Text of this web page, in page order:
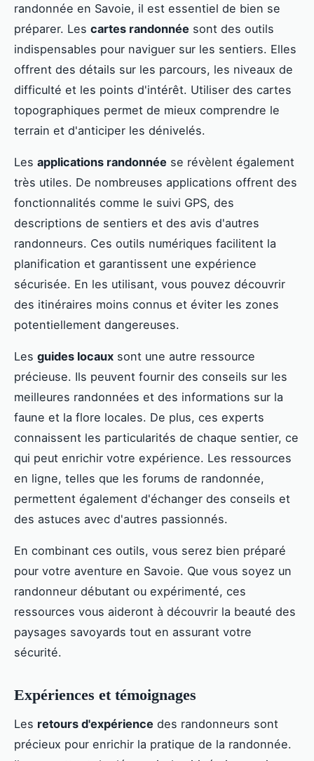
randonnée en Savoie, il est essentiel de bien se
préparer. Les cartes randonnée sont des outils
indispensables pour naviguer sur les sentiers. Elles
offrent des détails sur les parcours, les niveaux de
difficulté et les points d'intérêt. Utiliser des cartes
topographiques permet de mieux comprendre le
terrain et d'anticiper les dénivelés.
Les applications randonnée se révèlent également
très utiles. De nombreuses applications offrent des
fonctionnalités comme le suivi GPS, des
descriptions de sentiers et des avis d'autres
randonneurs. Ces outils numériques facilitent la
planification et garantissent une expérience
sécurisée. En les utilisant, vous pouvez découvrir
des itinéraires moins connus et éviter les zones
potentiellement dangereuses.
Les guides locaux sont une autre ressource
précieuse. Ils peuvent fournir des conseils sur les
meilleures randonnées et des informations sur la
faune et la flore locales. De plus, ces experts
connaissent les particularités de chaque sentier, ce
qui peut enrichir votre expérience. Les ressources
en ligne, telles que les forums de randonnée,
permettent également d'échanger des conseils et
des astuces avec d'autres passionnés.
En combinant ces outils, vous serez bien préparé
pour votre aventure en Savoie. Que vous soyez un
randonneur débutant ou expérimenté, ces
ressources vous aideront à découvrir la beauté des
paysages savoyards tout en assurant votre
sécurité.
Expériences et témoignages
Les retours d'expérience des randonneurs sont
précieux pour enrichir la pratique de la randonnée.